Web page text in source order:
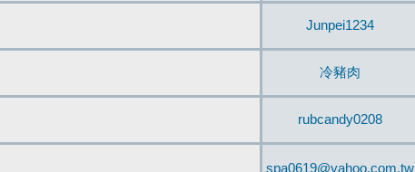
Junpei1234
冷豬肉
rubcandy0208
spa0619@yahoo.com.tw